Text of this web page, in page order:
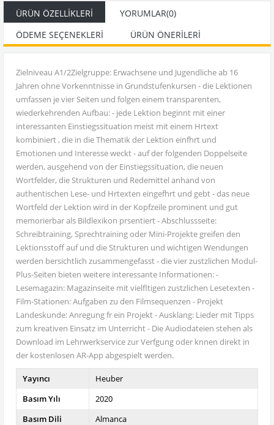
ÜRÜN ÖZELLIKLERI YORUMLAR(0)
ÖDEME SEÇENEKLERI
ÜRÜN ÖNERILERI
Zielniveau A1/2Zielgruppe: Erwachsene und Jugendliche ab 16
Jahren ohne Vorkenntnisse in Grundstufenkursen - die Lektionen
umfassen je vier Seiten und folgen einem transparenten,
wiederkehrenden Aufbau: - jede Lektion beginnt mit einer
interessanten Einstiegssituation meist mit einem Hrtext
kombiniert , die in die Thematik der Lektion einfhrt und
Emotionen und Interesse weckt - auf der folgenden Doppelseite
werden, ausgehend von der Einstiegssituation, die neuen
Wortfelder, die Strukturen und Redemittel anhand von
authentischen Lese- und Hrtexten eingefhrt und gebt - das neue
Wortfeld der Lektion wird in der Kopfzeile prominent und gut
memorierbar als Bildlexikon prsentiert - Abschlussseite:
Schreibtraining, Sprechtraining oder Mini-Projekte greifen den
Lektionsstoff auf und die Strukturen und wichtigen Wendungen
werden bersichtlich zusammengefasst - die vier zustzlichen Modul-
Plus-Seiten bieten weitere interessante Informationen: -
Lesemagazin: Magazinseite mit vielfltigen zustzlichen Lesetexten -
Film-Stationen: Aufgaben zu den Filmsequenzen - Projekt
Landeskunde: Anregung fr ein Projekt - Ausklang: Lieder mit Tipps
zum kreativen Einsatz im Unterricht - Die Audiodateien stehen als
Download im Lehrwerkservice zur Verfgung oder knnen direkt in
der kostenlosen AR-App abgespielt werden.
Yayıncı
Heuber
Basım Yılı
2020
Basım Dili
Almanca